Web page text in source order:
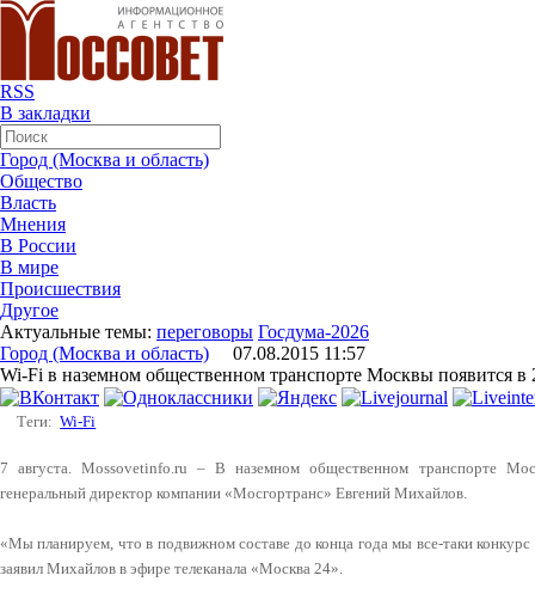
RSS
В закладки
Город (Москва и область)
Общество
Власть
Мнения
В России
В мире
Происшествия
Другое
Актуальные темы: переговоры Госдума-2026
Город (Москва и область) 07.08.2015 11:57
Wi-Fi в наземном общественном транспорте Москвы появится в
Теги: Wi-Fi
7 августа. Mossovetinfo.ru – В наземном общественном транспорте
генеральный директор компании «Мосгортранс» Евгений Михайлов.
«Мы планируем, что в подвижном составе до конца года мы все-таки
заявил Михайлов в эфире телеканала «Москва 24».